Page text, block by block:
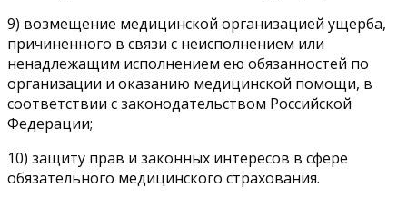
9) возмещение медицинской организацией ущерба,
причиненного в связи с неисполнением или
ненадлежащим исполнением ею обязанностей по
организации и оказанию медицинской помощи, в
соответствии с законодательством Российской
Федерации;
10) защиту прав и законных интересов в сфере
обязательного медицинского страхования.